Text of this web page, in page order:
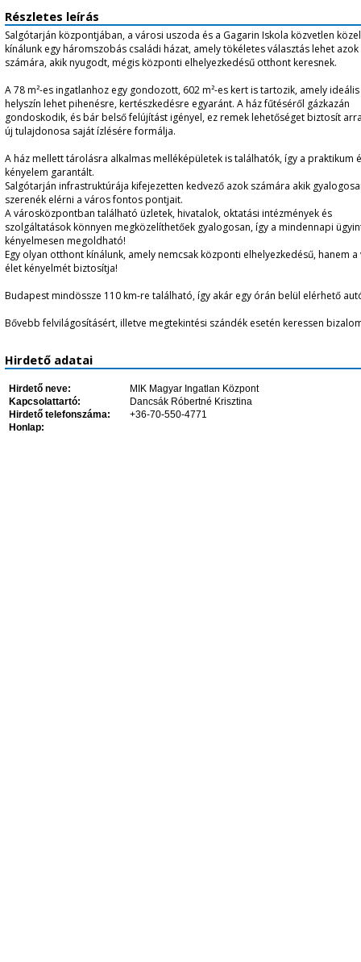
Részletes leírás
Salgótarján központjában, a városi uszoda és a Gagarin Iskola közvetlen
kínálunk egy háromszobás családi házat, amely tökéletes választás lehet azok
számára, akik nyugodt, mégis központi elhelyezkedésű otthont keresnek.
A 78 m²-es ingatlanhoz egy gondozott, 602 m²-es kert is tartozik, amely ideális
helyszín lehet pihenésre, kertészkedésre egyaránt. A ház fűtéséről gázkazán
gondoskodik, és bár belső felújítást igényel, ez remek lehetőséget biztosít
új tulajdonosa saját ízlésére formálja.
A ház mellett tárolásra alkalmas melléképületek is találhatók, így a praktikum
kényelem garantált.
Salgótarján infrastruktúrája kifejezetten kedvező azok számára akik
szerenék elérni a város fontos pontjait.
A városközpontban található üzletek, hivatalok, oktatási intézmények és
szolgáltatások könnyen megközelíthetőek gyalogosan, így a mindennapi
kényelmesen megoldható!
Egy olyan otthont kínálunk, amely nemcsak központi elhelyezkedésű, hanem
élet kényelmét biztosítja!
Budapest mindössze 110 km-re található, így akár egy órán belül elérhető
Bővebb felvilágosításért, illetve megtekintési szándék esetén keressen
Hirdető adatai
Hirdető neve:
MIK Magyar Ingatlan Központ
Kapcsolattartó:
Dancsák Róbertné Krisztina
Hirdető telefonszáma:
+36-70-550-4771
Honlap: